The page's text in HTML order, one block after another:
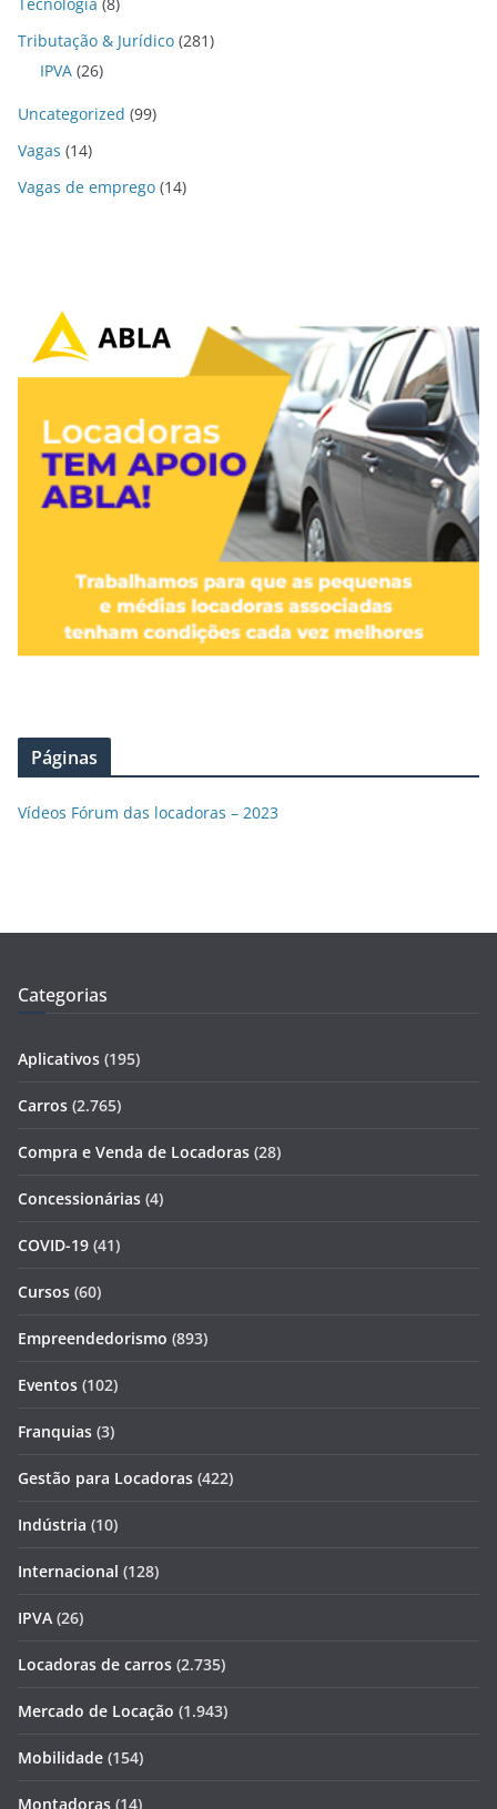
Tributação & Jurídico (281)
IPVA (26)
Uncategorized (99)
Vagas (14)
Vagas de emprego (14)
Páginas
Vídeos Fórum das locadoras – 2023
Categorias
Aplicativos (195)
Carros (2.765)
Compra e Venda de Locadoras (28)
Concessionárias (4)
COVID-19 (41)
Cursos (60)
Empreendedorismo (893)
Eventos (102)
Franquias (3)
Gestão para Locadoras (422)
Indústria (10)
Internacional (128)
IPVA (26)
Locadoras de carros (2.735)
Mercado de Locação (1.943)
Mobilidade (154)
Montadoras (14)